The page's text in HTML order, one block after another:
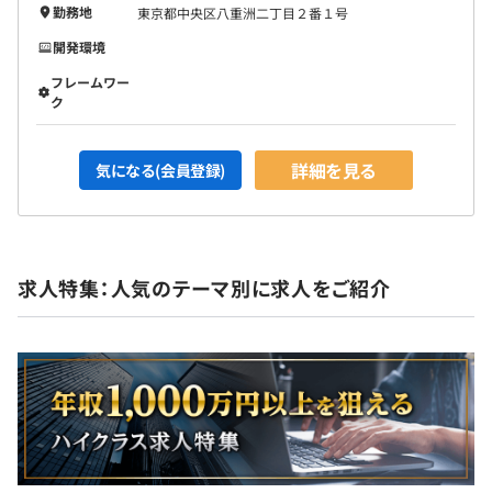
勤務地
東京都中央区八重洲二丁目２番１号
開発環境
フレームワー
ク
気になる(会員登録) 詳細を見る
求人特集：人気のテーマ別に求人をご紹介